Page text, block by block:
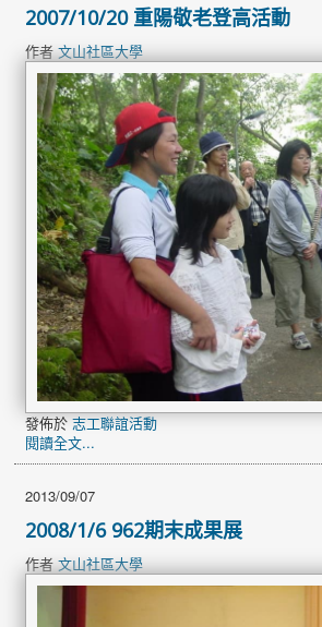
2007/10/20 重陽敬老登高活動
作者文山社區大學
發佈於 志工聯誼活動
閱讀全文...
2013/09/07
2008/1/6 962期末成果展
作者文山社區大學